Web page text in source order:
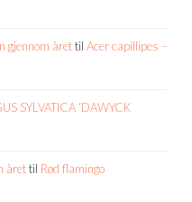
gjennom årettil Acer capillipes –
SYLVATICA ‘DAWYCK
årettil Rød flamingo